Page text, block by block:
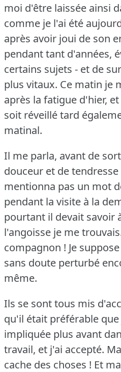
moi d'être laissée ainsi
comme je l'ai été
après avoir joui de son
pendant tant d'années,
certains sujets - et de
plus vitaux. Ce matin je
après la fatigue d'hier,
soit réveillé tard
matinal.
Il me parla, avant de
douceur et de
mentionna pas un mot
pendant la visite à la
pourtant il devait savoir
l'angoisse je me
compagnon ! Je
sans doute perturbé
même.
Ils se sont tous mis
qu'il était préférable que
impliquée plus avant
travail, et j'ai accepté.
cache des choses ! Et